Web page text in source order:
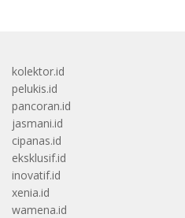
kolektor.id
pelukis.id
pancoran.id
jasmani.id
cipanas.id
eksklusif.id
inovatif.id
xenia.id
wamena.id